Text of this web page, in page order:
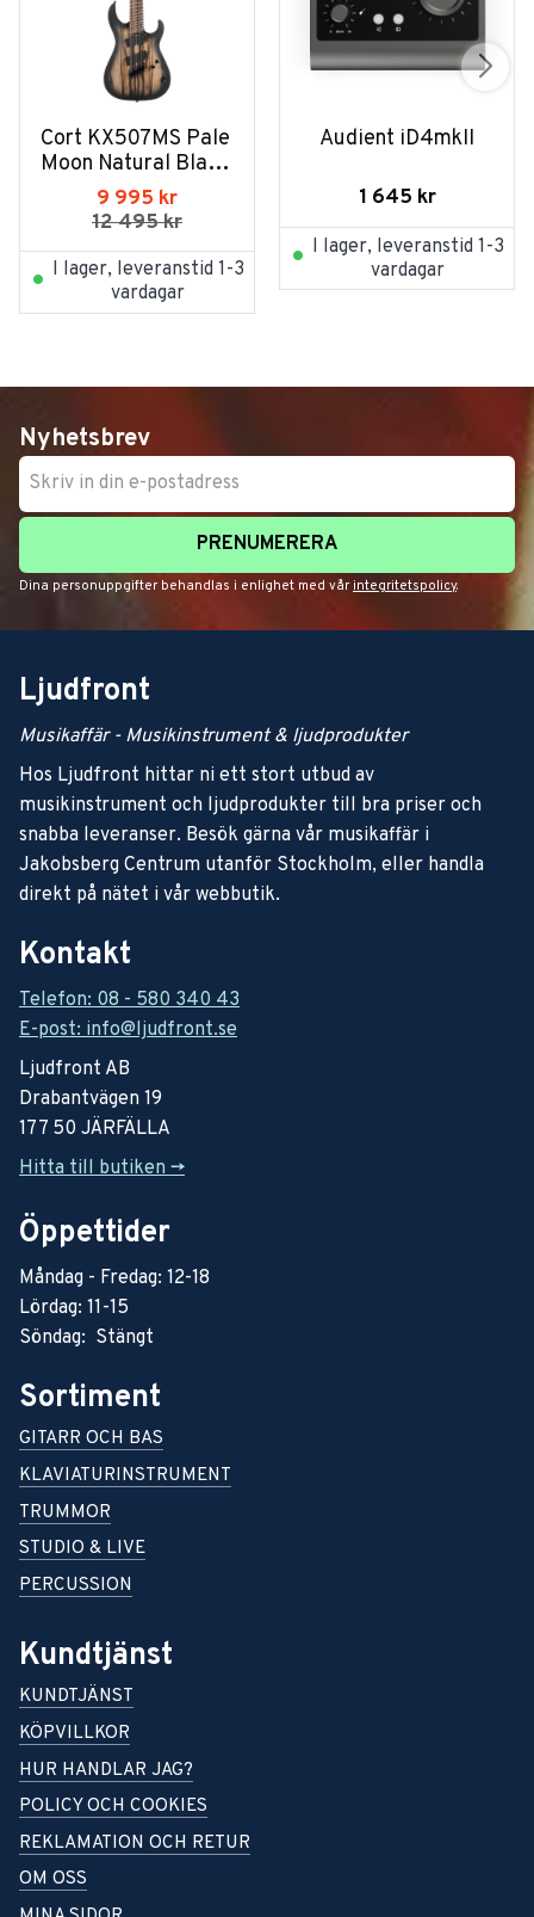
Cort KX507MS Pale
Moon Natural Black
Burst
9 995 kr
12 495kr
I lager, leveranstid 1-3
vardagar
Audient iD4mkII
1 645 kr
I lager, leveranstid 1-3
vardagar
Nyhetsbrev
PRENUMERERA
Dina personuppgifter behandlas i enlighet med vår integritetspolicy.
Ljudfront
Musikaffär - Musikinstrument & ljudprodukter
Hos Ljudfront hittar ni ett stort utbud av
musikinstrument och ljudprodukter till bra priser och
snabba leveranser. Besök gärna vår musikaffär i
Jakobsberg Centrum utanför Stockholm, eller handla
direkt på nätet i vår webbutik.
Kontakt
Telefon: 08 - 580 340 43
E-post: info@ljudfront.se
Ljudfront AB
Drabantvägen 19
177 50 JÄRFÄLLA
Hitta till butiken ->
Öppettider
Måndag - Fredag: 12-18
Lördag: 11-15
Söndag: Stängt
Sortiment
GITARR OCH BAS
KLAVIATURINSTRUMENT
TRUMMOR
STUDIO & LIVE
PERCUSSION
Kundtjänst
KUNDTJÄNST
KÖPVILLKOR
HUR HANDLAR JAG?
POLICY OCH COOKIES
REKLAMATION OCH RETUR
OM OSS